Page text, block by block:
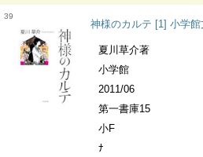
39
神様のカルテ [1] 小学館
夏川草介著
小学館
2011/06
第一書庫15
小F
ﾅ